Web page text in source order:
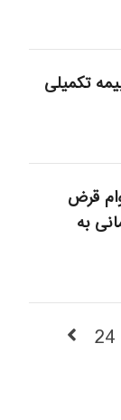
تکمیلی
قرض
به
24